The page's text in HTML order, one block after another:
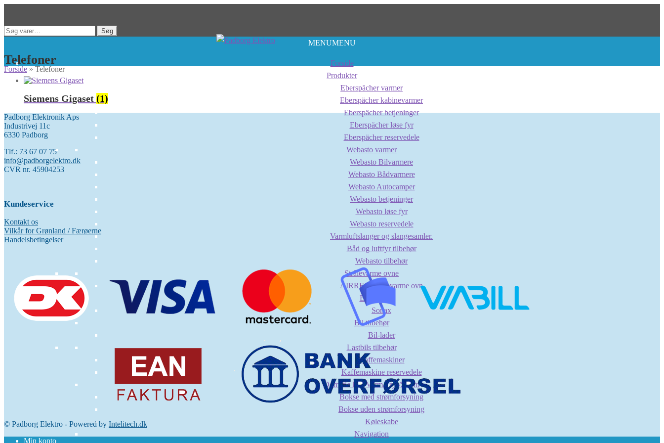
Spring
navigation
Spring
indhold
Søg
Søg
MENUMENU
Forside
Produkter
Eberspächer varmer
Eberspächer kabinevarmer
Eberspächer betjeninger
Eberspächer løse fyr
Eberspächer reservedele
Webasto varmer
Webasto Bilvarmere
Webasto Bådvarmere
Webasto Autocamper
Webasto betjeninger
Webasto løse fyr
Webasto reservedele
Varmluftslanger og slangesamler.
Båd og luftfyr tilbehør
Webasto tilbehør
Strålevarme ovne
AIRREX Strålevarme ovn
Bilpleje
Sonax
Bil tilbehør
Bil-lader
Lastbils tilbehør
Kaffemaskiner
Kaffemaskine reservedele
Dometic Køl/Varm/Frys/Strøm
Bokse med strømforsyning
Bokse uden strømforsyning
Køleskabe
Navigation
Forside»Telefoner
Telefoner
Siemens Gigaset (1)
Padborg Elektronik Aps
Industrivej 11c
6330 Padborg
Tlf.: 73 67 07 75
info@padborgelektro.dk
CVR nr. 45904253
Kundeservice
Kontakt os
Vilkår for Grønland / Færøerne
Handelsbetingelser
© Padborg Elektro - Powered by Intelitech.dk
Min konto